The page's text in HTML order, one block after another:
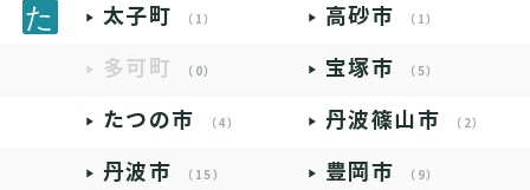
太子町 （1） 高砂市 （1）
多可町 （0） 宝塚市 （5）
たつの市 （4） 丹波篠山市 （2）
丹波市 （15） 豊岡市 （9）